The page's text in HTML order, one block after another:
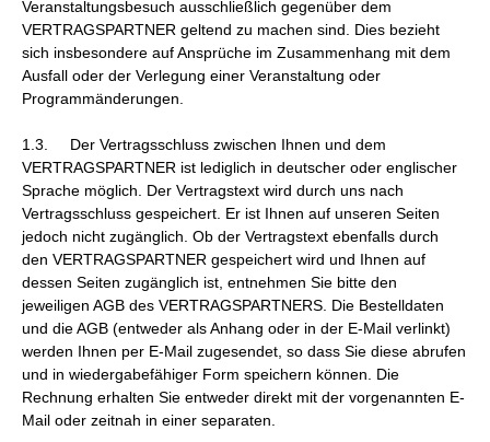
Veranstaltungsbesuch ausschließlich gegenüber dem
VERTRAGSPARTNER geltend zu machen sind. Dies bezieht
sich insbesondere auf Ansprüche im Zusammenhang mit dem
Ausfall oder der Verlegung einer Veranstaltung oder
Programmänderungen.
1.3. Der Vertragsschluss zwischen Ihnen und dem
VERTRAGSPARTNER ist lediglich in deutscher oder englischer
Sprache möglich. Der Vertragstext wird durch uns nach
Vertragsschluss gespeichert. Er ist Ihnen auf unseren Seiten
jedoch nicht zugänglich. Ob der Vertragstext ebenfalls durch
den VERTRAGSPARTNER gespeichert wird und Ihnen auf
dessen Seiten zugänglich ist, entnehmen Sie bitte den
jeweiligen AGB des VERTRAGSPARTNERS. Die Bestelldaten
und die AGB (entweder als Anhang oder in der E-Mail verlinkt)
werden Ihnen per E-Mail zugesendet, so dass Sie diese abrufen
und in wiedergabefähiger Form speichern können. Die
Rechnung erhalten Sie entweder direkt mit der vorgenannten E-
Mail oder zeitnah in einer separaten.